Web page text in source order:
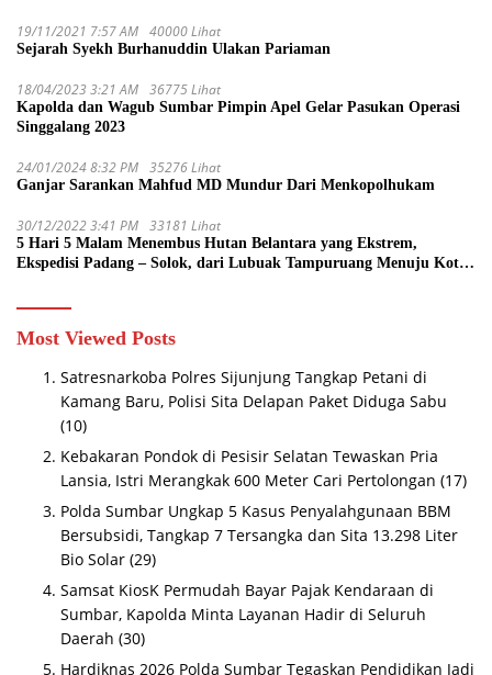
19/11/2021 7:57 AM 40000 Lihat
Sejarah Syekh Burhanuddin Ulakan Pariaman
18/04/2023 3:21 AM 36775 Lihat
Kapolda dan Wagub Sumbar Pimpin Apel Gelar Pasukan Operasi
Singgalang 2023
24/01/2024 8:32 PM 35276 Lihat
Ganjar Sarankan Mahfud MD Mundur Dari Menkopolhukam
30/12/2022 3:41 PM 33181 Lihat
5 Hari 5 Malam Menembus Hutan Belantara yang Ekstrem,
Ekspedisi Padang – Solok, dari Lubuak Tampuruang Menuju Koto
Most Viewed Posts
Satresnarkoba Polres Sijunjung Tangkap Petani di
Kamang Baru, Polisi Sita Delapan Paket Diduga Sabu
(10)
Kebakaran Pondok di Pesisir Selatan Tewaskan Pria
Lansia, Istri Merangkak 600 Meter Cari Pertolongan (17)
Polda Sumbar Ungkap 5 Kasus Penyalahgunaan BBM
Bersubsidi, Tangkap 7 Tersangka dan Sita 13.298 Liter
Bio Solar (29)
Samsat KiosK Permudah Bayar Pajak Kendaraan di
Sumbar, Kapolda Minta Layanan Hadir di Seluruh
Daerah (30)
Hardiknas 2026 Polda Sumbar Tegaskan Pendidikan Jadi